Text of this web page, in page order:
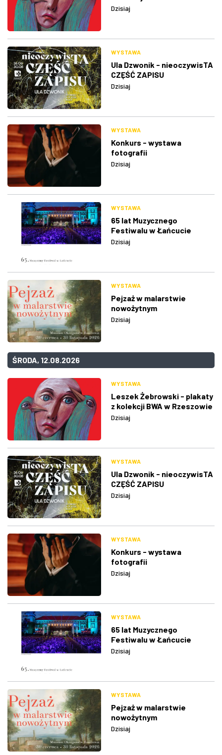
Dzisiaj
WYSTAWA
Ula Dzwonik - nieoczywisTA
CZĘŚĆ ZAPISU
Dzisiaj
WYSTAWA
Konkurs - wystawa
fotografii
Dzisiaj
WYSTAWA
65 lat Muzycznego
Festiwalu w Łańcucie
Dzisiaj
WYSTAWA
Pejzaż w malarstwie
nowożytnym
Dzisiaj
ŚRODA, 12.08.2026
WYSTAWA
Leszek Żebrowski - plakaty
z kolekcji BWA w Rzeszowie
Dzisiaj
WYSTAWA
Ula Dzwonik - nieoczywisTA
CZĘŚĆ ZAPISU
Dzisiaj
WYSTAWA
Konkurs - wystawa
fotografii
Dzisiaj
WYSTAWA
65 lat Muzycznego
Festiwalu w Łańcucie
Dzisiaj
WYSTAWA
Pejzaż w malarstwie
nowożytnym
Dzisiaj